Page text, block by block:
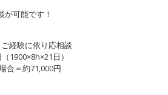
可能です！
経験に依り応相談
1900×8h×21日）
合＝約71,000円